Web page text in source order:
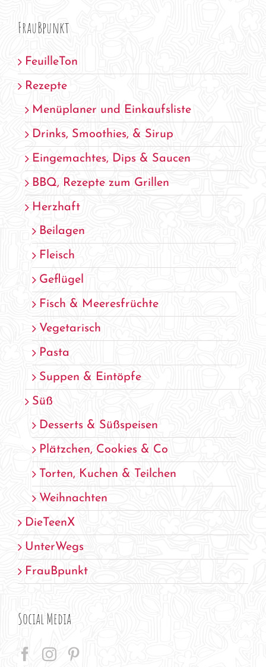
FrauBpunkt
FeuilleTon
Rezepte
Menüplaner und Einkaufsliste
Drinks, Smoothies, & Sirup
Eingemachtes, Dips & Saucen
BBQ, Rezepte zum Grillen
Herzhaft
Beilagen
Fleisch
Geflügel
Fisch & Meeresfrüchte
Vegetarisch
Pasta
Suppen & Eintöpfe
Süß
Desserts & Süßspeisen
Plätzchen, Cookies & Co
Torten, Kuchen & Teilchen
Weihnachten
DieTeenX
UnterWegs
FrauBpunkt
Social Media